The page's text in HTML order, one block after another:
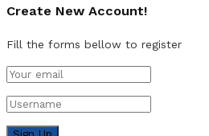
Create New Account!
Fill the forms bellow to register